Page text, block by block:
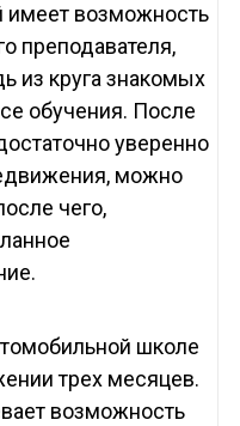
возможность
преподавателя,
из круга знакомых
обучения. После
уверенно
можно
чего,
школе
трех месяцев.
возможность